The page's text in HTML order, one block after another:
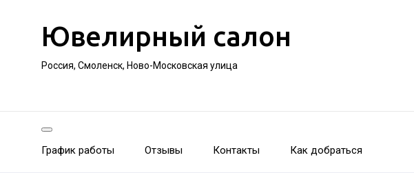
Ювелирный салон
Россия, Смоленск, Ново-Московская улица
График работы Отзывы Контакты Как добраться